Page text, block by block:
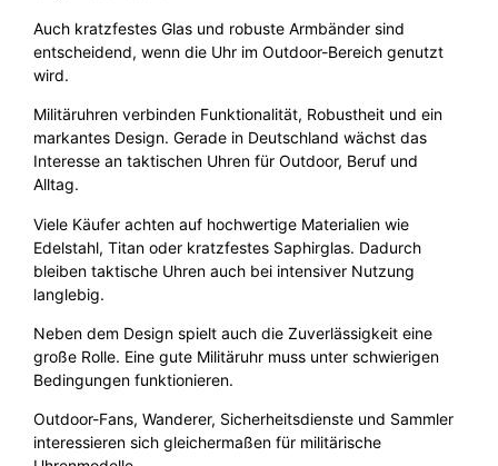
Auch kratzfestes Glas und robuste Armbänder sind
entscheidend, wenn die Uhr im Outdoor-Bereich genutzt
wird.
Militäruhren verbinden Funktionalität, Robustheit und ein
markantes Design. Gerade in Deutschland wächst das
Interesse an taktischen Uhren für Outdoor, Beruf und
Alltag.
Viele Käufer achten auf hochwertige Materialien wie
Edelstahl, Titan oder kratzfestes Saphirglas. Dadurch
bleiben taktische Uhren auch bei intensiver Nutzung
langlebig.
Neben dem Design spielt auch die Zuverlässigkeit eine
große Rolle. Eine gute Militäruhr muss unter schwierigen
Bedingungen funktionieren.
Outdoor-Fans, Wanderer, Sicherheitsdienste und Sammler
interessieren sich gleichermaßen für militärische